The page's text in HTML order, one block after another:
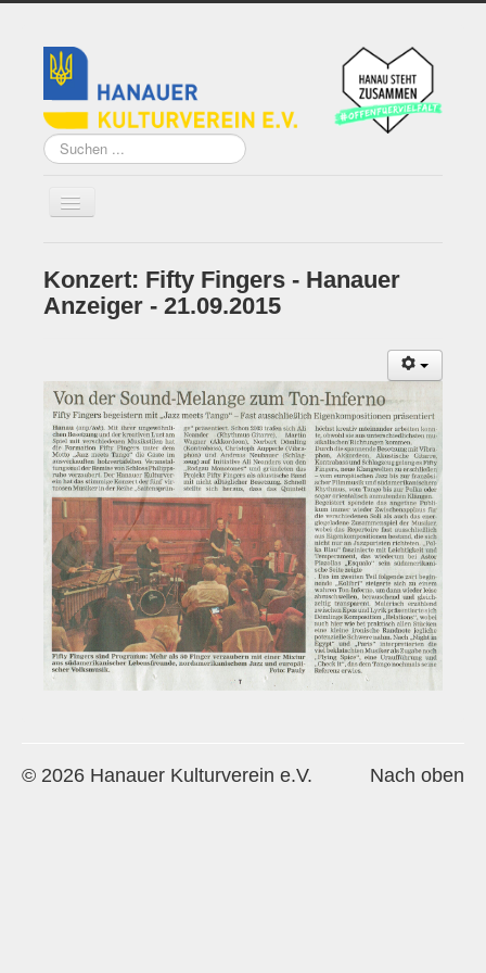
Suchen
...
Home
Über uns
Künstler*innen der
Remise
Grundsatzprogramm
Historie
Impressum
Mitglieder-Info
Sonderpreis Kultur
Veranstaltungen
Regelmäßig
Konzert: Fifty Fingers - Hanauer
Anzeiger - 21.09.2015
Nach oben
© 2026 Hanauer Kulturverein e.V.